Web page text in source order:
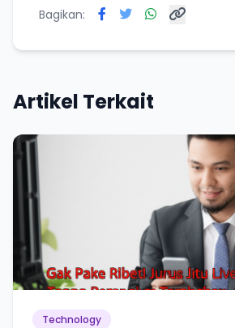
Bagikan:
Artikel Terkait
Technology